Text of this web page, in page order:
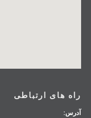
راه های ارتباطی
آدرس: